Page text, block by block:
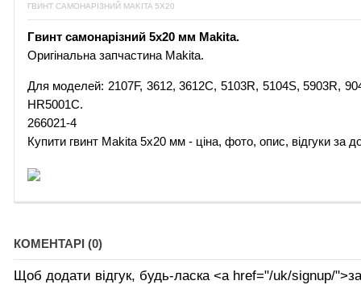
ГВИНТ САМОНАРІЗНИЙ MAKITA 5Х20
Гвинт самонарізний 5х20 мм Makita.
Оригінальна запчастина Makita.
Для моделей: 2107F, 3612, 3612C, 5103R, 5104S, 5903R,
HR5001C.
266021-4
Купити гвинт Makita 5х20 мм - ціна, фото, опис, відгуки за
КОМЕНТАРІ (0)
Щоб додати відгук, будь-ласка <а href="/uk/signup/